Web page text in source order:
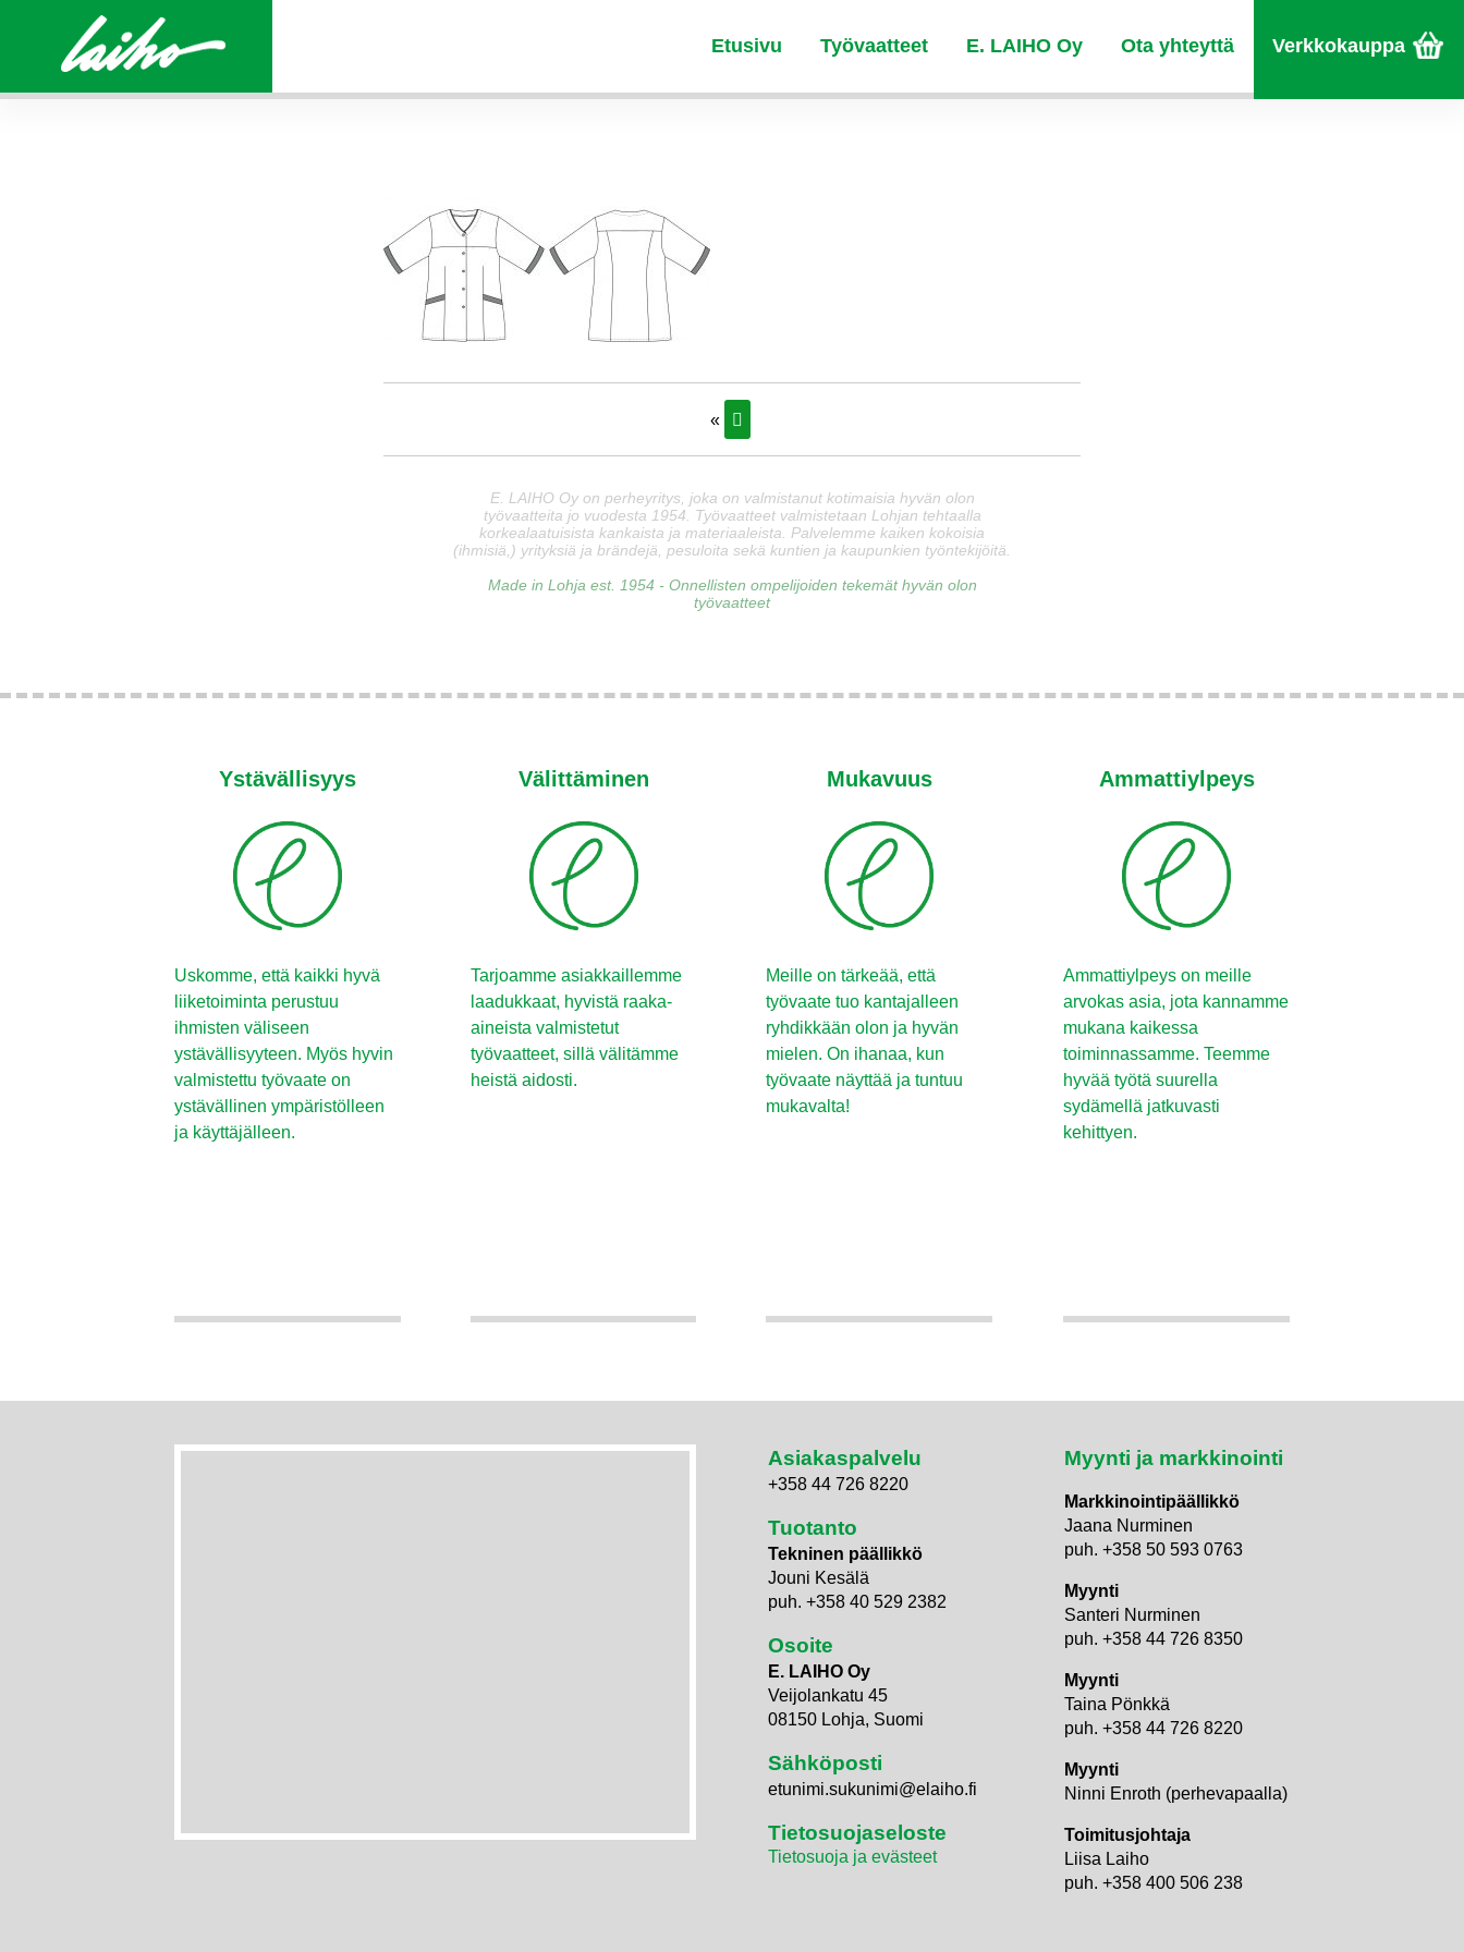
Etusivu Työvaatteet E. LAIHO Oy Ota yhteyttä Verkkokauppa
«
E. LAIHO Oy on perheyritys, joka on valmistanut kotimaisia hyvän olon
työvaatteita jo vuodesta 1954. Työvaatteet valmistetaan Lohjan tehtaalla
korkealaatuisista kankaista ja materiaaleista. Palvelemme kaiken kokoisia
(ihmisiä,) yrityksiä ja brändejä, pesuloita sekä kuntien ja kaupunkien työntekijöitä.
Made in Lohja est. 1954 - Onnellisten ompelijoiden tekemät hyvän olon
työvaatteet
Ystävällisyys
Uskomme, että kaikki hyvä
liiketoiminta perustuu
ihmisten väliseen
ystävällisyyteen. Myös hyvin
valmistettu työvaate on
ystävällinen ympäristölleen
ja käyttäjälleen.
Välittäminen
Tarjoamme asiakkaillemme
laadukkaat, hyvistä raaka-
aineista valmistetut
työvaatteet, sillä välitämme
heistä aidosti.
Mukavuus
Meille on tärkeää, että
työvaate tuo kantajalleen
ryhdikkään olon ja hyvän
mielen. On ihanaa, kun
työvaate näyttää ja tuntuu
mukavalta!
Ammattiylpeys
Ammattiylpeys on meille
arvokas asia, jota kannamme
mukana kaikessa
toiminnassamme. Teemme
hyvää työtä suurella
sydämellä jatkuvasti
kehittyen.
Asiakaspalvelu
+358 44 726 8220
Tuotanto
Tekninen päällikkö
Jouni Kesälä
puh. +358 40 529 2382
Osoite
E. LAIHO Oy
Veijolankatu 45
08150 Lohja, Suomi
Sähköposti
etunimi.sukunimi@elaiho.fi
Tietosuojaseloste
Tietosuoja ja evästeet
Myynti ja markkinointi
Markkinointipäällikkö
Jaana Nurminen
puh. +358 50 593 0763
Myynti
Santeri Nurminen
puh. +358 44 726 8350
Myynti
Taina Pönkkä
puh. +358 44 726 8220
Myynti
Ninni Enroth (perhevapaalla)
Toimitusjohtaja
Liisa Laiho
puh. +358 400 506 238